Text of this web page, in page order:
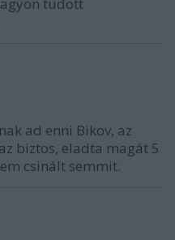
ad enni Bikov, az
biztos, eladta magát 5
csinált semmit.